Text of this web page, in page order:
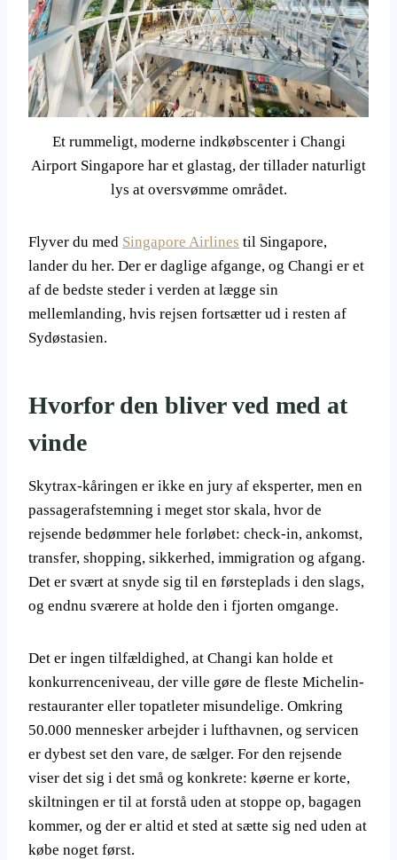
Et rummeligt, moderne indkøbscenter i Changi
Airport Singapore har et glastag, der tillader naturligt
lys at oversvømme området.
Flyver du med Singapore Airlines til Singapore,
lander du her. Der er daglige afgange, og Changi er et
af de bedste steder i verden at lægge sin
mellemlanding, hvis rejsen fortsætter ud i resten af
Sydøstasien.
Hvorfor den bliver ved med at
vinde
Skytrax-kåringen er ikke en jury af eksperter, men en
passagerafstemning i meget stor skala, hvor de
rejsende bedømmer hele forløbet: check-in, ankomst,
transfer, shopping, sikkerhed, immigration og afgang.
Det er svært at snyde sig til en førsteplads i den slags,
og endnu sværere at holde den i fjorten omgange.
Det er ingen tilfældighed, at Changi kan holde et
konkurrenceniveau, der ville gøre de fleste Michelin-
restauranter eller topatleter misundelige. Omkring
50.000 mennesker arbejder i lufthavnen, og servicen
er dybest set den vare, de sælger. For den rejsende
viser det sig i det små og konkrete: køerne er korte,
skiltningen er til at forstå uden at stoppe op, bagagen
kommer, og der er altid et sted at sætte sig ned uden at
købe noget først.